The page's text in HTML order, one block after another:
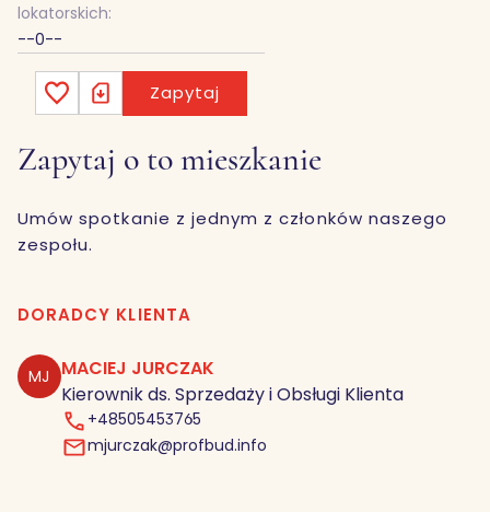
lokatorskich:
--0--
Zapytaj
Zapytaj o to mieszkanie
Umów spotkanie z jednym z członków naszego
zespołu.
DORADCY KLIENTA
MJ
MACIEJ JURCZAK
Kierownik ds. Sprzedaży i Obsługi Klienta
+48505453765
mjurczak@profbud.info